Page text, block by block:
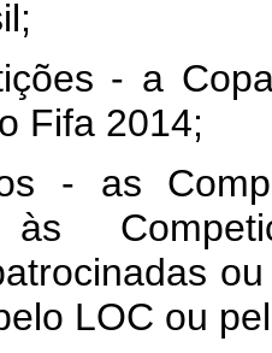
- a
Fifa 2014;
- as
às
LOC ou